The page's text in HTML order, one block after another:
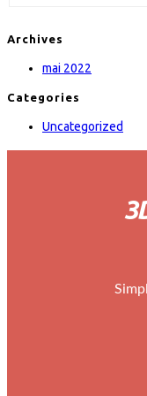
Archives
mai 2022
Categories
Uncategorized